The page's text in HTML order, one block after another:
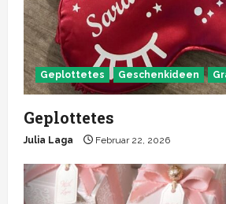
Geplottetes Geschenkideen
Geplottetes
Julia Laga Februar 22, 2026